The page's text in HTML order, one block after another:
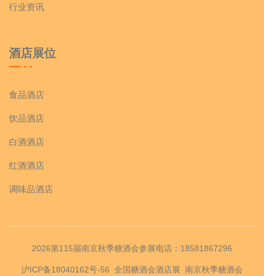
行业资讯
酒店展位
食品酒店
饮品酒店
白酒酒店
红酒酒店
调味品酒店
2026第115届南京秋季糖酒会参展电话：18581867296
沪ICP备18040162号-56 全国糖酒会酒店展 南京秋季糖酒会